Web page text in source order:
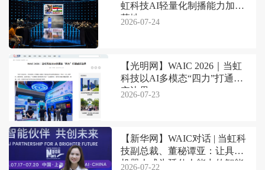
虹科技AI轻量化制播能力加速
落地
2026-07-24
【光明网】WAIC 2026｜当虹
科技以AI多模态“四力”打通虚
实边界
2026-07-23
【新华网】WAIC对话 | 当虹科
技副总裁、董秘谭亚：让具身
机器人成为延伸人能力的智能
2026-07-22